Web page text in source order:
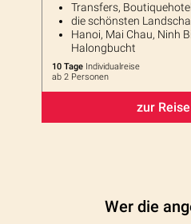
Transfers,
die schönsten
Hanoi, Mai Chau, Ninh
Halongbucht
10 Tage Individualreise
ab 2 Personen
zur Reise
Wer die